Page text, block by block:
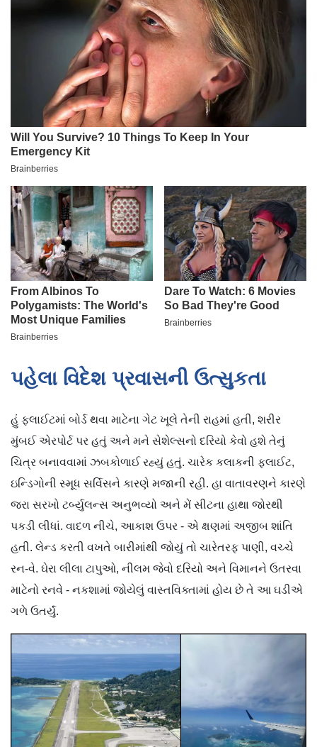
પહેલા વિદેશ પ્રવાસની ઉત્સુકતા
હું ફ્લાઈટમાં બોર્ડ થવા માટેના ગેટ ખૂલે તેની રાહમાં હતી, શરીર
મુંબઈ એરપોર્ટ પર હતું અને મને સેશેલ્સનો દરિયો કેવો હશે તેનું
ચિત્ર બનાવવામાં ઝબકોળાઈ રહ્યું હતું. ચારેક કલાકની ફ્લાઈટ,
ઇન્ડિગોની સ્મૂધ સર્વિસને કારણે મજાની રહી. હા વાતાવરણને કારણે
જરા સરખો ટર્બ્યુલન્સ અનુભવ્યો અને મેં સીટના હાથા જોરથી
પકડી લીધાં. વાદળ નીચે, આકાશ ઉપર - એ ક્ષણમાં અજીબ શાંતિ
હતી. લેન્ડ કરતી વખતે બારીમાંથી જોયું તો ચારેતરફ પાણી, વચ્ચે
રન-વે. ઘેરા લીલા ટાપુઓ, નીલમ જેવો દરિયો અને વિમાનને ઉતરવા
માટેનો રનવે - નકશામાં જોયેલું વાસ્તવિક્તામાં હોય છે તે આ ઘડીએ
ગળે ઉતર્યું.